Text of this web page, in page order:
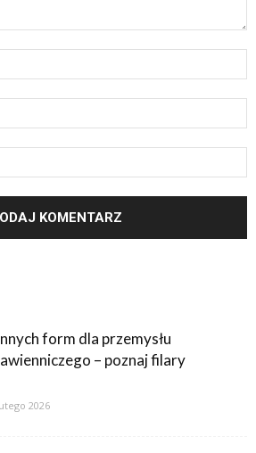
form dla przemysłu
– poznaj filary
2026